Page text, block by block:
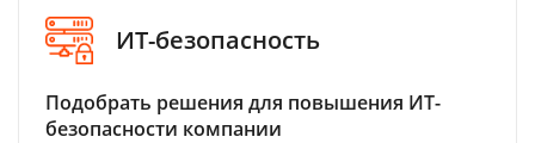
ИТ-безопасность
Подобрать решения для повышения ИТ-
безопасности компании